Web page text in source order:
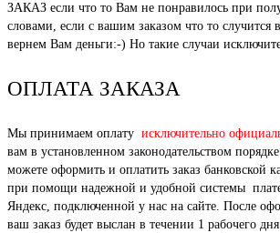
ЗАКАЗ если что то Вам не понравилось при
словами, если с вашим заказом что то случится
вернем Вам деньги:-) Но такие случаи
ОПЛАТА ЗАКАЗА
Мы принимаем оплату исключительно
вам в установленном законодательством
можете оформить и оплатить заказ банковской
при помощи надежной и удобной системы
Яндекс, подключенной у нас на сайте. После
ваш заказ будет выслан в течении 1 рабочего